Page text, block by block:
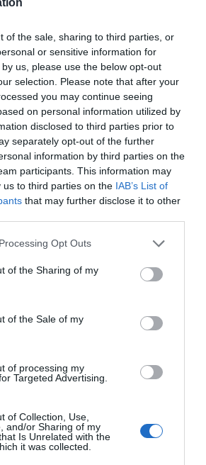
of the sale, sharing to third parties, or
or sensitive information for
us, please use the below opt-out
selection. Please note that after your
you may continue seeing
on personal information utilized by
disclosed to third parties prior to
separately opt-out of the further
information by third parties on the
participants. This information may
us to third parties on the IAB’s List of
that may further disclose it to other
Opt Outs
of the Sharing of my
of the Sale of my
of processing my
Targeted Advertising.
of Collection, Use,
and/or Sharing of my
Is Unrelated with the
it was collected.
el señor de los eclipses
07/08/26 13:26
Huawei: lo que importan
07/08/26 12:58
trabajo de desmitificar la
la verdadera, de
es un trabajo
CORRUPCIÓN SANCHISTA
sanchista. Hazte
delante de La Mareta:
es un criminal”